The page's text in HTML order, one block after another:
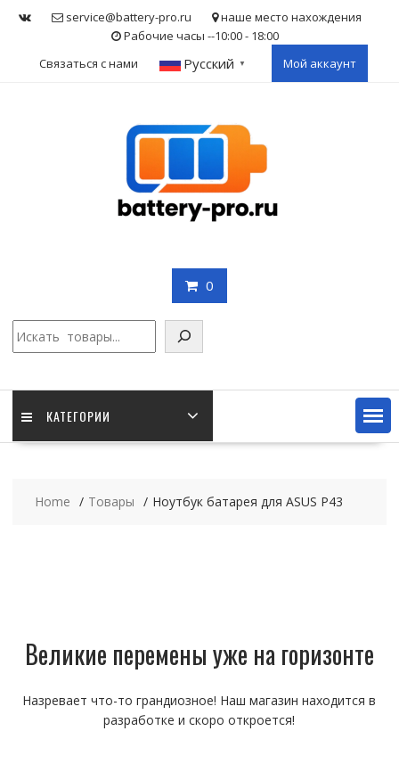
service@battery-pro.ru
наше место нахождения
Рабочие часы --10:00 - 18:00
Связаться с нами
Русский ▼ Мой аккаунт
0
КАТЕГОРИИ
Home Товары Ноутбук батарея для ASUS P43
Великие перемены уже на горизонте
Назревает что-то грандиозное! Наш магазин находится в
разработке и скоро откроется!